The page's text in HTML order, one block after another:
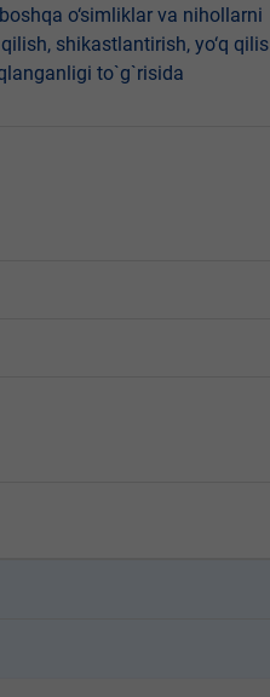
o‘simliklar va nihollarni
shikastlantirish, yo‘q
to`g`risida